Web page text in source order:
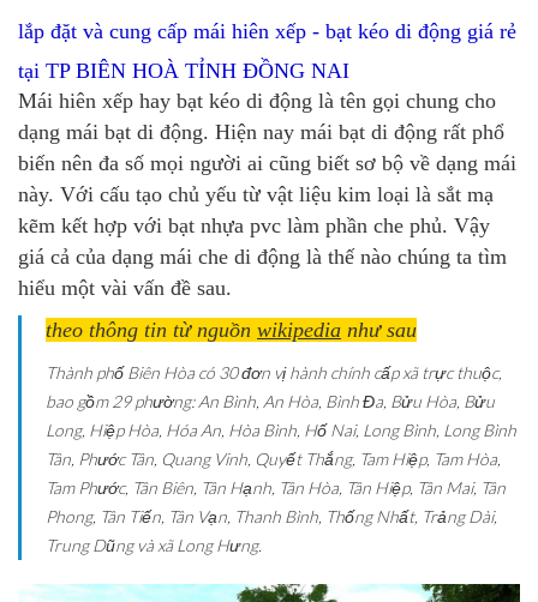
lắp đặt và cung cấp mái hiên xếp - bạt kéo di động giá rẻ
tại TP BIÊN HOÀ TỈNH ĐỒNG NAI
Mái hiên xếp hay bạt kéo di động là tên gọi chung cho
dạng mái bạt di động. Hiện nay mái bạt di động rất phổ
biến nên đa số mọi người ai cũng biết sơ bộ về dạng mái
này. Với cấu tạo chủ yếu từ vật liệu kim loại là sắt mạ
kẽm kết hợp với bạt nhựa pvc làm phần che phủ. Vậy
giá cả của dạng mái che di động là thế nào chúng ta tìm
hiểu một vài vấn đề sau.
theo thông tin từ nguồn wikipedia như sau
Thành phố Biên Hòa có 30 đơn vị hành chính cấp xã trực thuộc,
bao gồm 29 phường: An Bình, An Hòa, Bình Đa, Bửu Hòa, Bửu
Long, Hiệp Hòa, Hóa An, Hòa Bình, Hố Nai, Long Bình, Long Bình
Tân, Phước Tân, Quang Vinh, Quyết Thắng, Tam Hiệp, Tam Hòa,
Tam Phước, Tân Biên, Tân Hạnh, Tân Hòa, Tân Hiệp, Tân Mai, Tân
Phong, Tân Tiến, Tân Vạn, Thanh Bình, Thống Nhất, Trảng Dài,
Trung Dũng và xã Long Hưng.